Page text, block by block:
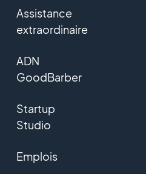
Assistance
extraordinaire
ADN
GoodBarber
Startup
Studio
Emplois